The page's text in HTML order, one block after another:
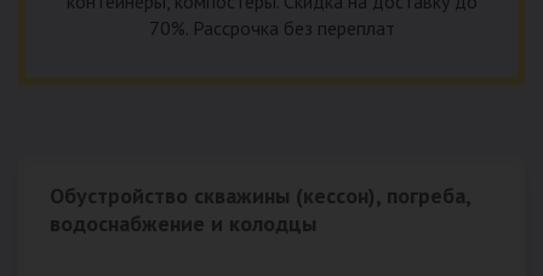
70%. Рассрочка без переплат
Обустройство скважины (кессон), погреба,
водоснабжение и колодцы